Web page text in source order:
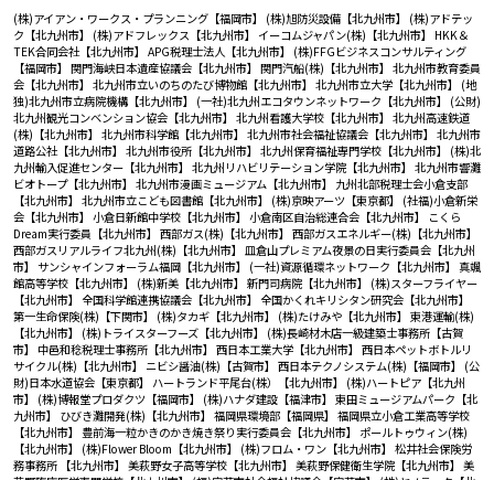
(株)アイアン・ワークス・プランニング【福岡市】 (株)旭防災設備【北九州市】 (株)アドテッ
ク【北九州市】 (株)アドフレックス【北九州市】 イーコムジャパン(株)【北九州市】 HKK＆
TEK合同会社【北九州市】 APG税理士法人【北九州市】 (株)FFGビジネスコンサルティング
【福岡市】 関門海峡日本遺産協議会【北九州市】 関門汽船(株)【北九州市】 北九州市教育委員
会【北九州市】 北九州市立いのちのたび博物館【北九州市】 北九州市立大学【北九州市】 (地
独)北九州市立病院機構【北九州市】 (一社)北九州エコタウンネットワーク【北九州市】 (公財)
北九州観光コンベンション協会【北九州市】 北九州看護大学校【北九州市】 北九州高速鉄道
(株)【北九州市】 北九州市科学館【北九州市】 北九州市社会福祉協議会【北九州市】 北九州市
道路公社【北九州市】 北九州市役所【北九州市】 北九州保育福祉専門学校【北九州市】 (株)北
九州輸入促進センター【北九州市】 北九州リハビリテーション学院【北九州市】 北九州市響灘
ビオトープ【北九州市】 北九州市漫画ミュージアム【北九州市】 九州北部税理士会小倉支部
【北九州市】 北九州市立こども図書館【北九州市】 (株)京映アーツ【東京都】 (社福)小倉新栄
会【北九州市】 小倉日新館中学校【北九州市】 小倉南区自治総連合会【北九州市】
こくら
Dream実行委員【北九州市】 西部ガス(株)【北九州市】 西部ガスエネルギー(株)【北九州市】
西部ガスリアルライフ北九州(株)【北九州市】 皿倉山プレミアム夜景の日実行委員会【北九州
市】 サンシャインフォーラム福岡【北九州市】 (一社)資源循環ネットワーク【北九州市】 真颯
館高等学校【北九州市】 (株)新美【北九州市】 新門司病院【北九州市】 (株)スターフライヤー
【北九州市】 全国科学館連携協議会【北九州市】 全国かくれキリシタン研究会【北九州市】
第一生命保険(株)【下関市】 (株)タカギ【北九州市】 (株)たけみや【北九州市】 東港運輸(株)
【北九州市】 (株)トライスターフーズ【北九州市】 (株)長崎材木店一級建築士事務所【古賀
市】 中邑和稔税理士事務所【北九州市】 西日本工業大学【北九州市】 西日本ペットボトルリ
サイクル(株)【北九州市】 ニビシ醤油(株)【古賀市】 西日本テクノシステム(株)【福岡市】 (公
財)日本水道協会【東京都】 ハートランド平尾台(株）【北九州市】 (株)ハートピア【北九州
市】 (株)博報堂プロダクツ【福岡市】 (株)ハナダ建設【福津市】 東田ミュージアムパーク【北
九州市】 ひびき灘開発(株)【北九州市】 福岡県環境部【福岡県】 福岡県立小倉工業高等学校
【北九州市】 豊前海一粒かきのかき焼き祭り実行委員会【北九州市】 ポールトゥウィン(株)
【北九州市】 (株)Flower Bloom【北九州市】 (株)フロム・ワン【北九州市】 松井社会保険労
務事務所 【北九州市】 美萩野女子高等学校【北九州市】 美萩野保健衛生学院【北九州市】 美